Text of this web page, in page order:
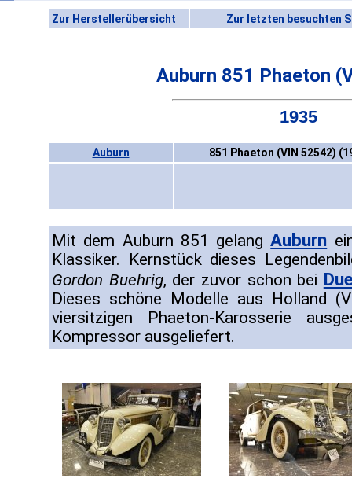
Zur Herstellerübersicht Zur letzten besuchten
Auburn 851 Phaeton
1935
Auburn 851 Phaeton (VIN 52542)
Mit dem Auburn 851 gelangAuburn
Klassiker. Kernstück dieses
Gordon Buehrig, der zuvor schon bei
Dieses schöne Modelle aus Holland
viersitzigen Phaeton-Karosserie
Kompressor ausgeliefert.